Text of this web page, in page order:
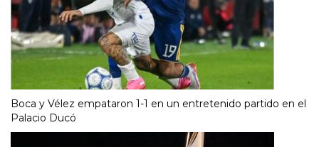
Boca y Vélez empataron 1-1 en un entretenido partido en el
Palacio Ducó